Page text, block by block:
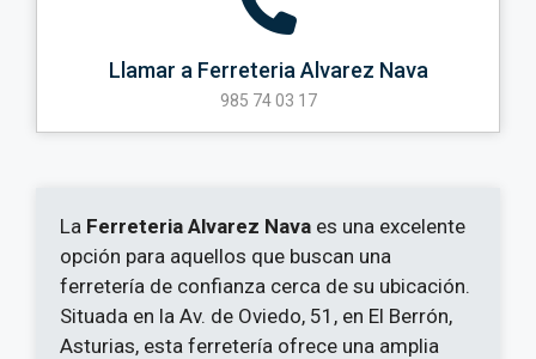
Llamar a Ferreteria Alvarez Nava
985 74 03 17
La Ferreteria Alvarez Nava es una excelente
opción para aquellos que buscan una
ferretería de confianza cerca de su ubicación.
Situada en la Av. de Oviedo, 51, en El Berrón,
Asturias, esta ferretería ofrece una amplia